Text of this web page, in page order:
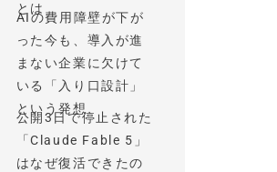
とは
AIの費用障壁が下が
った今も、導入が進
まない企業に欠けて
いる「入り口設計」
という発想
公開3日で停止された
「Claude Fable 5」
はなぜ復活できたの